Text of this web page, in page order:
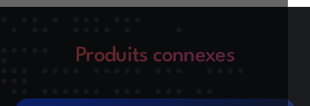
Produits connexes